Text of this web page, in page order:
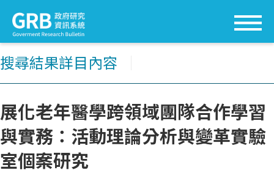
搜尋結果詳目內容
展化老年醫學跨領域團隊合作學習
與實務：活動理論分析與變革實驗
室個案研究